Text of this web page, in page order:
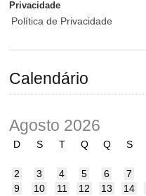
Privacidade
Política de Privacidade
Calendário
Agosto 2026
D S T Q Q S
2
3 4 5 6 7
9
10 11 12 13 14